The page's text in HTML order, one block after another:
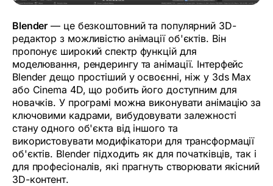
Blender — це безкоштовний та популярний 3D-
редактор з можливістю анімації об'єктів. Він
пропонує широкий спектр функцій для
моделювання, рендерингу та анімації. Інтерфейс
Blender дещо простіший у освоєнні, ніж у 3ds Max
або Cinema 4D, що робить його доступним для
новачків. У програмі можна виконувати анімацію за
ключовими кадрами, вибудовувати залежності
стану одного об'єкта від іншого та
використовувати модифікатори для трансформації
об'єктів. Blender підходить як для початківців, так і
для професіоналів, які прагнуть створювати якісний
3D-контент.